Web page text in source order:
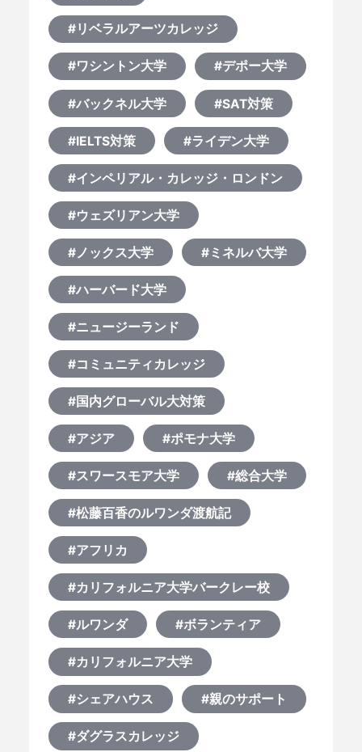
HOME
なぜ海外進学か？
#リベラルアーツカレッジ
#ワシントン大学 #デポー大学
#バックネル大学 #SAT対策
#IELTS対策 #ライデン大学
#インペリアル・カレッジ・ロンドン
#ウェズリアン大学
#ノックス大学 #ミネルバ大学
#ハーバード大学
#ニュージーランド
#コミュニティカレッジ
#国内グローバル大対策
#アジア #ポモナ大学
#スワースモア大学 #総合大学
#松藤百香のルワンダ渡航記
#アフリカ
#カリフォルニア大学バークレー校
#ルワンダ #ボランティア
#カリフォルニア大学
#シェアハウス #親のサポート
#ダグラスカレッジ